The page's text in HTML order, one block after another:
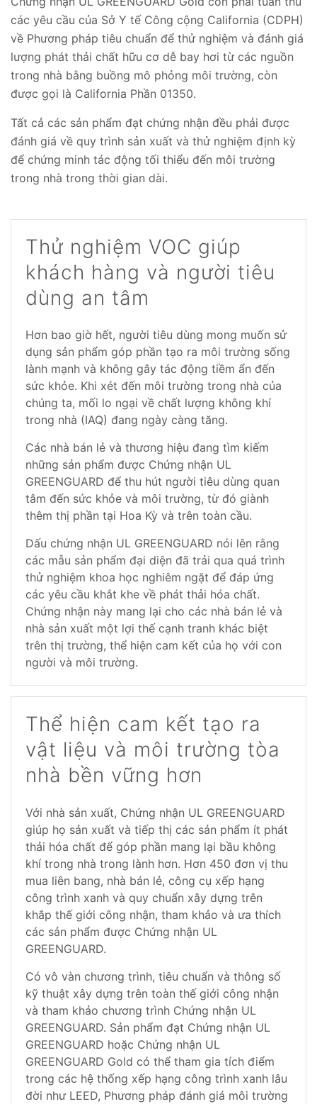
các yêu cầu của Sở Y tế Công cộng California (CDPH)
về Phương pháp tiêu chuẩn để thử nghiệm và đánh giá
lượng phát thải chất hữu cơ dễ bay hơi từ các nguồn
trong nhà bằng buồng mô phỏng môi trường, còn
được gọi là California Phần 01350.
Tất cả các sản phẩm đạt chứng nhận đều phải được
đánh giá về quy trình sản xuất và thử nghiệm định kỳ
để chứng minh tác động tối thiểu đến môi trường
trong nhà trong thời gian dài.
Thử nghiệm VOC giúp
khách hàng và người tiêu
dùng an tâm
Hơn bao giờ hết, người tiêu dùng mong muốn sử
dụng sản phẩm góp phần tạo ra môi trường sống
lành mạnh và không gây tác động tiềm ẩn đến
sức khỏe. Khi xét đến môi trường trong nhà của
chúng ta, mối lo ngại về chất lượng không khí
trong nhà (IAQ) đang ngày càng tăng.
Các nhà bán lẻ và thương hiệu đang tìm kiếm
những sản phẩm được Chứng nhận UL
GREENGUARD để thu hút người tiêu dùng quan
tâm đến sức khỏe và môi trường, từ đó giành
thêm thị phần tại Hoa Kỳ và trên toàn cầu.
Dấu chứng nhận UL GREENGUARD nói lên rằng
các mẫu sản phẩm đại diện đã trải qua quá trình
thử nghiệm khoa học nghiêm ngặt để đáp ứng
các yêu cầu khắt khe về phát thải hóa chất.
Chứng nhận này mang lại cho các nhà bán lẻ và
nhà sản xuất một lợi thế cạnh tranh khác biệt
trên thị trường, thể hiện cam kết của họ với con
người và môi trường.
Thể hiện cam kết tạo ra
vật liệu và môi trường tòa
nhà bền vững hơn
Với nhà sản xuất, Chứng nhận UL GREENGUARD
giúp họ sản xuất và tiếp thị các sản phẩm ít phát
thải hóa chất để góp phần mang lại bầu không
khí trong nhà trong lành hơn. Hơn 450 đơn vị thu
mua liên bang, nhà bán lẻ, công cụ xếp hạng
công trình xanh và quy chuẩn xây dựng trên
khắp thế giới công nhận, tham khảo và ưa thích
các sản phẩm được Chứng nhận UL
GREENGUARD.
Có vô vàn chương trình, tiêu chuẩn và thông số
kỹ thuật xây dựng trên toàn thế giới công nhận
và tham khảo chương trình Chứng nhận UL
GREENGUARD. Sản phẩm đạt Chứng nhận UL
GREENGUARD hoặc Chứng nhận UL
GREENGUARD Gold có thể tham gia tích điểm
trong các hệ thống xếp hạng công trình xanh lâu
đời như LEED, Phương pháp đánh giá môi trường